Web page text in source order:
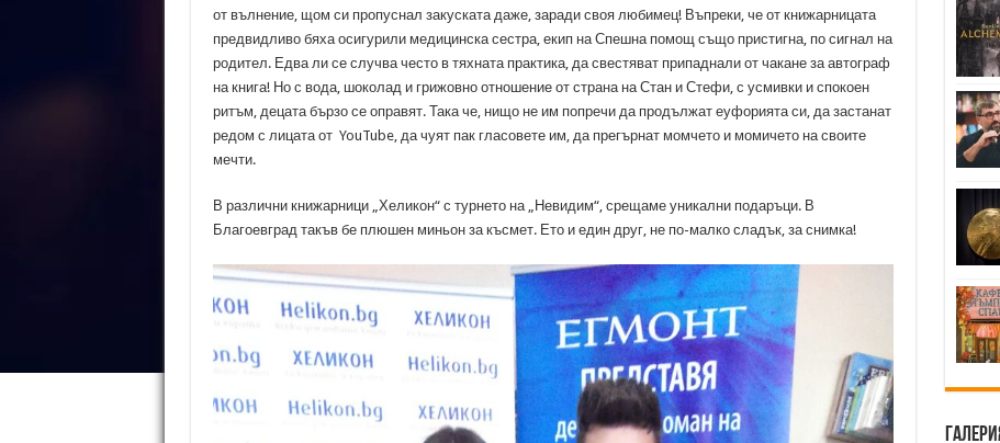
от вълнение, щом си пропуснал закуската даже, заради своя любимец! Въпреки, че от книжарницата
предвидливо бяха осигурили медицинска сестра, екип на Спешна помощ също пристигна, по сигнал на
родител. Едва ли се случва често в тяхната практика, да свестяват припаднали от чакане за автограф
на книга! Но с вода, шоколад и грижовно отношение от страна на Стан и Стефи, с усмивки и спокоен
ритъм, децата бързо се оправят. Така че, нищо не им попречи да продължат еуфорията си, да застанат
редом с лицата от YouTube, да чуят пак гласовете им, да прегърнат момчето и момичето на своите
мечти.
В различни книжарници „Хеликон“ с турнето на „Невидим“, срещаме уникални подаръци. В
Благоевград такъв бе плюшен миньон за късмет. Ето и един друг, не по-малко сладък, за снимка!